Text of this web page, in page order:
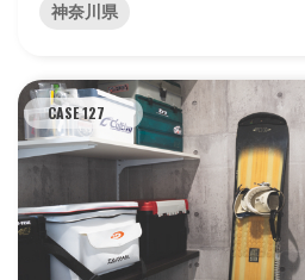
神奈川県
CASE 127